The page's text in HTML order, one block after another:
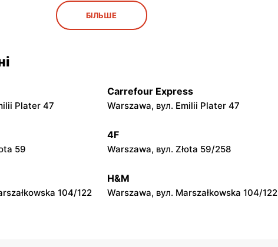
moje sklepy
Gorzyce, вул. Szkolna 44
77
157C
moje sklepy
Iwierzyce, вул. Iwierzyce 152A
147
moje sklepy
Niebylec, вул. Niebylec 139
БІЛЬШЕ
Plater 47
Carrefour Express
Warszawa, вул. Emilii Plater 47
59
4F
Warszawa, вул. Złota 59/258
104/122
H&M
Warszawa, вул. Marszałkowska 104/122